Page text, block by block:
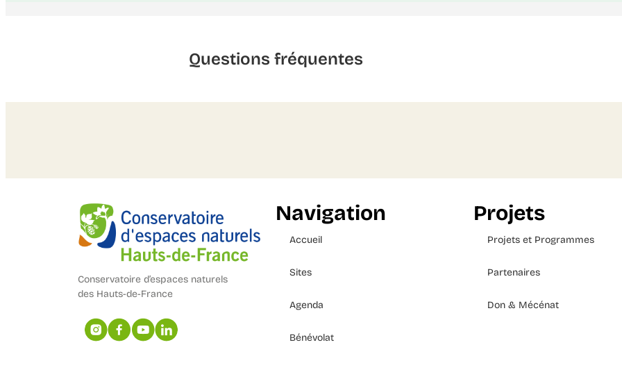
Questions fréquentes
Conservatoire d’espaces naturels
des Hauts-de-France
Navigation
Accueil
Sites
Agenda
Bénévolat
Projets
Projets et Programmes
Partenaires
Don & Mécénat